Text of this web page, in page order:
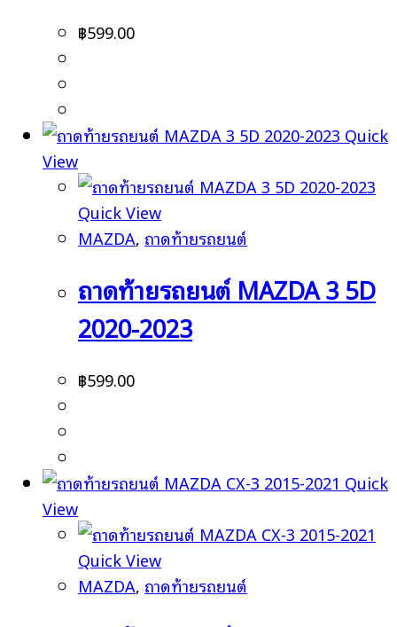
฿599.00
Quick
View
Quick View
MAZDA, ถาดท้ายรถยนต์
ถาดท้ายรถยนต์ MAZDA 3 5D
2020-2023
฿599.00
Quick
View
Quick View
MAZDA, ถาดท้ายรถยนต์